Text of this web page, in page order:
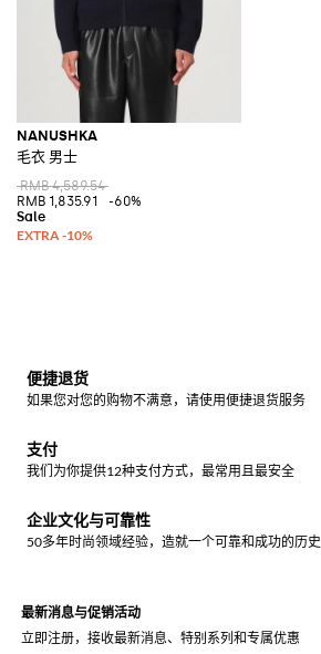
NANUSHKA
毛衣 男士
RMB 4,589.54
RMB 1,835.91
-60%
便捷退货
如果您对您的购物不满意，请使用便捷退货服务
支付
我们为你提供12种支付方式，最常用且最安全
企业文化与可靠性
50多年时尚领域经验，造就一个可靠和成功的历史
最新消息与促销活动
立即注册，接收最新消息、特别系列和专属优惠